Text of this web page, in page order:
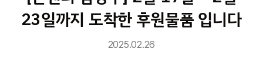
23일까지 도착한 후원물품 입니다
2025.02.26